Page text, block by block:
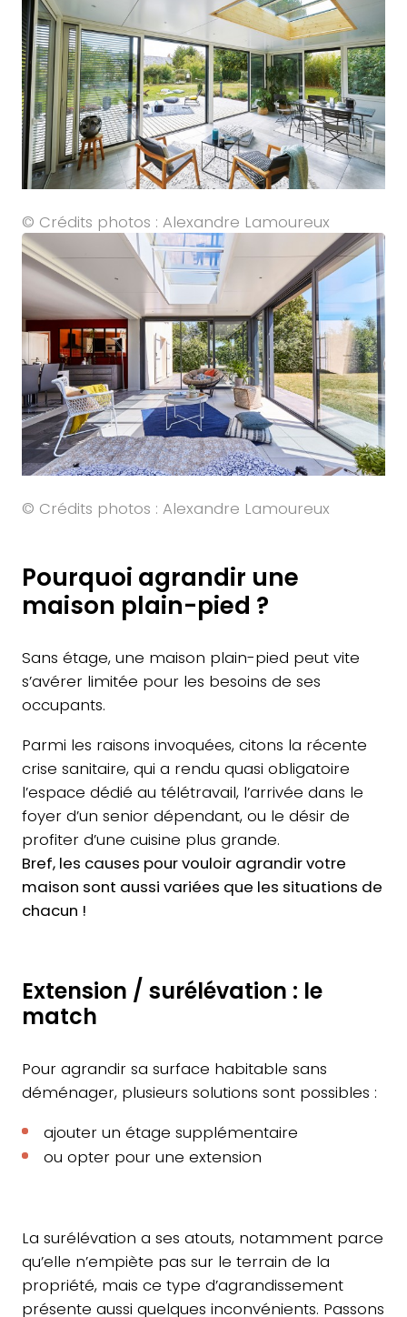
© Crédits photos : Alexandre Lamoureux
© Crédits photos : Alexandre Lamoureux
Pourquoi agrandir une
maison plain-pied ?
Sans étage, une maison plain-pied peut vite
s’avérer limitée pour les besoins de ses
occupants.
Parmi les raisons invoquées, citons la récente
crise sanitaire, qui a rendu quasi obligatoire
l’espace dédié au télétravail, l’arrivée dans le
foyer d’un senior dépendant, ou le désir de
profiter d’une cuisine plus grande.
Bref, les causes pourvouloir agrandir votre
maison sont aussi variées que les situations de
chacun !
Extension / surélévation : le
match
Pour agrandir sa surface habitable sans
déménager, plusieurs solutions sont possibles :
ajouter un étage supplémentaire
ou opter pour une extension
La surélévation a ses atouts, notamment parce
qu’elle n’empiète pas sur le terrain de la
propriété, mais ce type d’agrandissement
présente aussi quelques inconvénients. Passons